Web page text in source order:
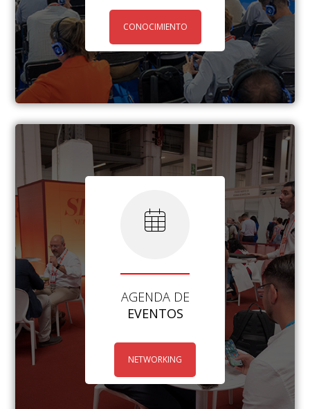
CONOCIMIENTO
AGENDA DE
EVENTOS
NETWORKING